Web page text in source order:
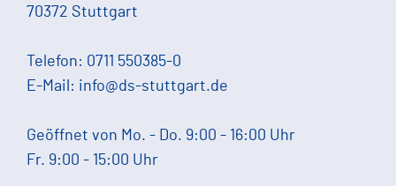
70372 Stuttgart
Telefon: 0711 550385-0
E-Mail: info@ds-stuttgart.de
Geöffnet von Mo. - Do. 9:00 - 16:00 Uhr
Fr. 9:00 - 15:00 Uhr